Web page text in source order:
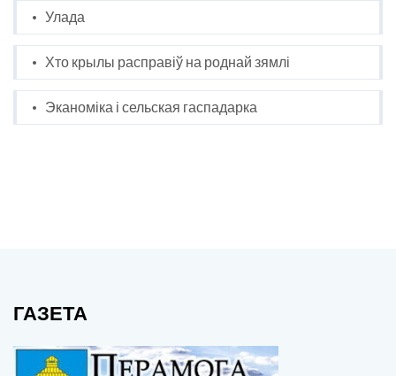
Улада
Хто крылы расправіў на роднай зямлі
Эканоміка і сельская гаспадарка
ГАЗЕТА